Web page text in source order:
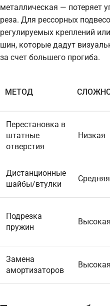
металлическая — потеряет
реза. Для рессорных
регулируемых креплений
шин, которые дадут
за счет большего прогиба.
МЕТОД
Перестановка в
штатные
отверстия
Низкая
Дистанционные
шайбы/втулки
Средняя
Подрезка
пружин
Высокая
Замена
амортизаторов
Высокая